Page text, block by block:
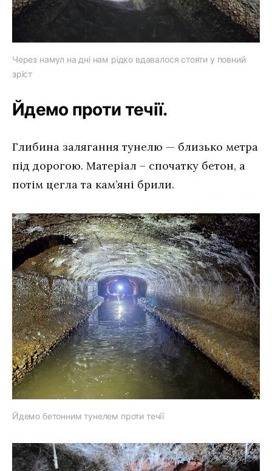
Через намул на дні нам рідко вдавалося стояти у повний
зріст
Йдемо проти течії.
Глибина залягання тунелю — близько метра
під дорогою. Матеріал – спочатку бетон, а
потім цегла та кам’яні брили.
Йдемо бетонним тунелем проти течії